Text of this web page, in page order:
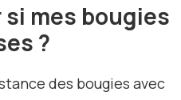
mes bougies
?
des bougies avec